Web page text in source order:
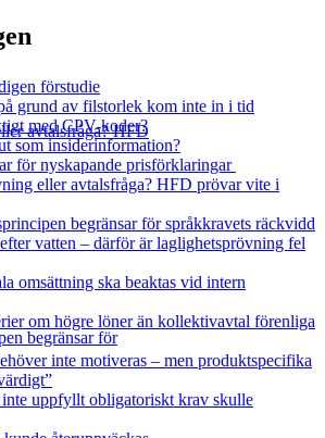
avtalsfråga? HFD
begränsar för
förstudie
grund av filstorlek kom inte in i tid
med CPV-koder?
som insiderinformation?
för nyskapande prisförklaringar
eller avtalsfråga? HFD prövar vite i
begränsar för språkkravets räckvidd
vatten – därför är laglighetsprövning fel
omsättning ska beaktas vid intern
om högre löner än kollektivavtal förenliga
inte motiveras – men produktspecifika
uppfyllt obligatoriskt krav skulle